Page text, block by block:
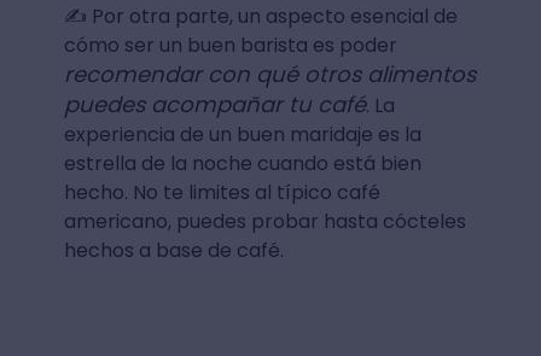
✍ Por otra parte, un aspecto esencial de
cómo ser un buen barista es poder
recomendar con qué otros alimentos
puedes acompañar tu café. La
experiencia de un buen maridaje es la
estrella de la noche cuando está bien
hecho. No te limites al típico café
americano, puedes probar hasta cócteles
hechos a base de café.